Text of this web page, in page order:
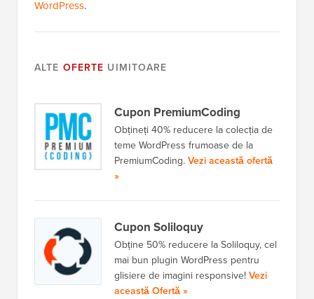
WordPress.
ALTE OFERTE UIMITOARE
Cupon PremiumCoding
Obțineți 40% reducere la colecția de
teme WordPress frumoase de la
PremiumCoding. Vezi această ofertă
»
Cupon Soliloquy
Obține 50% reducere la Soliloquy, cel
mai bun plugin WordPress pentru
glisiere de imagini responsive! Vezi
această Ofertă »